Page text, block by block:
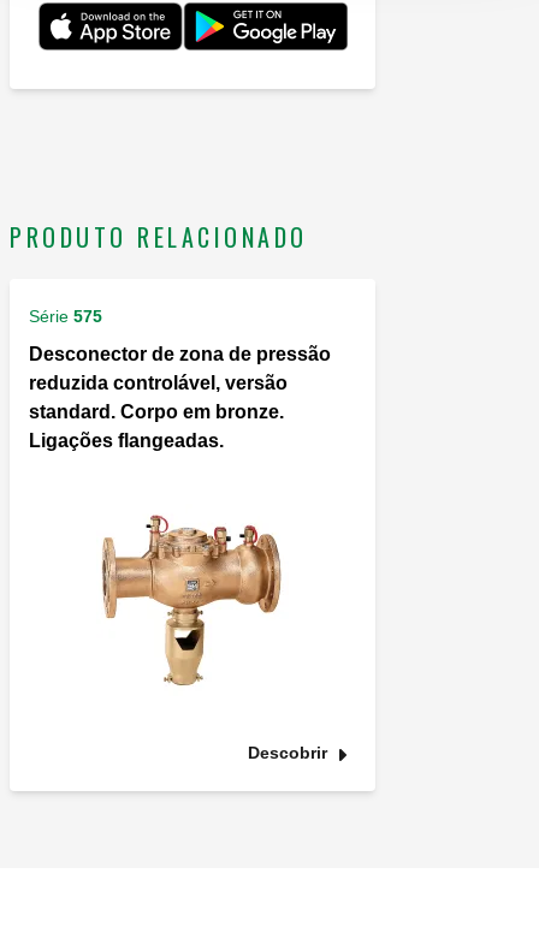
PRODUTO RELACIONADO
Série 575
Desconector de zona de pressão
reduzida controlável, versão
standard. Corpo em bronze.
Ligações flangeadas.
Descobrir